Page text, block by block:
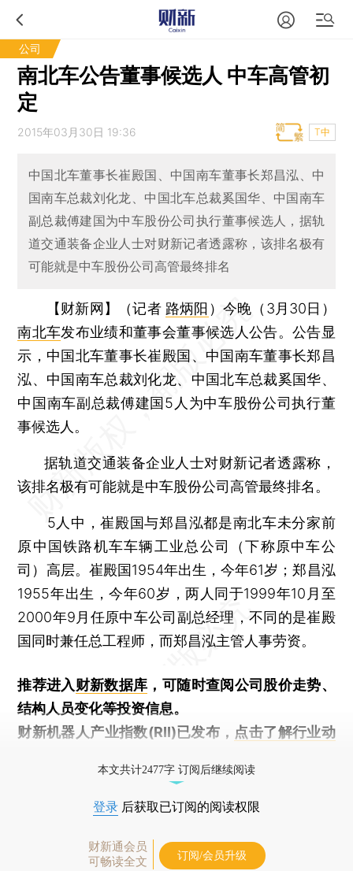
公司
南北车公告董事候选人 中车高管初
定
2015年03月30日 19:36 T中
中国北车董事长崔殿国、中国南车董事长郑昌泓、中
国南车总裁刘化龙、中国北车总裁奚国华、中国南车
副总裁傅建国为中车股份公司执行董事候选人，据轨
道交通装备企业人士对财新记者透露称，该排名极有
可能就是中车股份公司高管最终排名
【财新网】（记者 路炳阳 ） 今晚（3月30日）
南北车发布业绩和董事会董事候选人公告。公告显
示，中国北车董事长崔殿国、中国南车董事长郑昌
泓、中国南车总裁刘化龙、中国北车总裁奚国华、
中国南车副总裁傅建国5人为中车股份公司执行董
事候选人。
据轨道交通装备企业人士对财新记者透露称，
该排名极有可能就是中车股份公司高管最终排名。
5人中，崔殿国与郑昌泓都是南北车未分家前
原中国铁路机车车辆工业总公司（下称原中车公
司）高层。崔殿国1954年出生，今年61岁；郑昌泓
1955年出生，今年60岁，两人同于1999年10月至
2000年9月任原中车公司副总经理，不同的是崔殿
国同时兼任总工程师，而郑昌泓主管人事劳资。
推荐进入财新数据库 ，可随时查阅公司股价走势、
结构人员变化等投资信息。
财新机器人产业指数(RII)已发布， 点击了解行业动
本文共计2477字 订阅后继续阅读
登录 后获取已订阅的阅读权限
财新通会员
可畅读全文
订阅/会员升级